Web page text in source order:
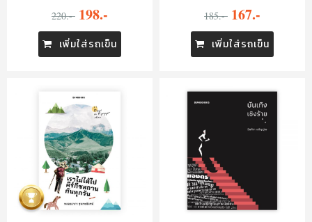
220.- 198.-
เพิ่มใส่รถเข็น
185.- 167.-
เพิ่มใส่รถเข็น